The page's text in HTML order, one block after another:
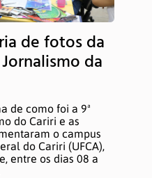
de fotos da
da
de como foi a 9ª
do Cariri e as
o campus
do Cariri (UFCA),
entre os dias 08 a